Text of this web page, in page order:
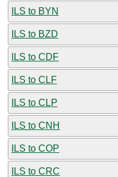
ILS to BYN
ILS to BZD
ILS to CDF
ILS to CLF
ILS to CLP
ILS to CNH
ILS to COP
ILS to CRC